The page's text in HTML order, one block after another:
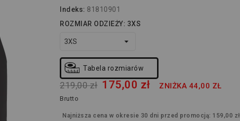
Indeks: 81810901
ROZMIAR ODZIEŻY: 3XS
Tabela rozmiarów
219,00 zł 175,00 zł ZNIŻKA 44,00 ZŁ
Brutto
Najniższa cena w okresie 30 dni przed promocją: 159,00 zł